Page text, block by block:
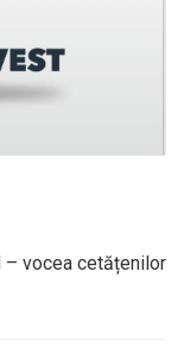
– vocea cetățenilor